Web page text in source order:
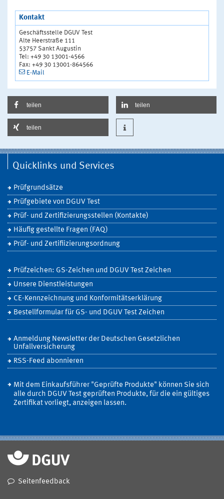
Kontakt
Geschäftsstelle DGUV Test
Alte Heerstraße 111
53757 Sankt Augustin
Tel: +49 30 13001-4566
Fax: +49 30 13001-864566
E-Mail
teilen teilen
teilen
Quicklinks und Services
Prüfgrundsätze
Prüfgebiete von DGUV Test
Prüf- und Zertifizierungsstellen (Kontakte)
Häufig gestellte Fragen (FAQ)
Prüf- und Zertifiizierungsordnung
Prüfzeichen: GS-Zeichen und DGUV Test Zeichen
Unsere Dienstleistungen
CE-Kennzeichnung und Konformitätserklärung
Bestellformular für GS- und DGUV Test Zeichen
Anmeldung Newsletter der Deutschen Gesetzlichen
Unfallversicherung
RSS-Feed abonnieren
Mit dem Einkaufsführer "Geprüfte Produkte" können Sie sich
alle durch DGUV Test geprüften Produkte, für die ein gültiges
Zertifikat vorliegt, anzeigen lassen.
Seitenfeedback